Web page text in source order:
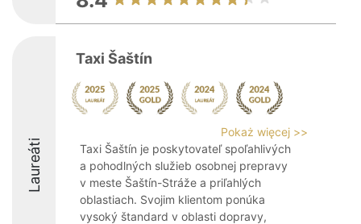
Laureáti
Taxi Šaštín
Pokaż więcej >>
Taxi Šaštín je poskytovateľ spoľahlivých
a pohodlných služieb osobnej prepravy
v meste Šaštín-Stráže a priľahlých
oblastiach. Svojim klientom ponúka
vysoký štandard v oblasti dopravy,